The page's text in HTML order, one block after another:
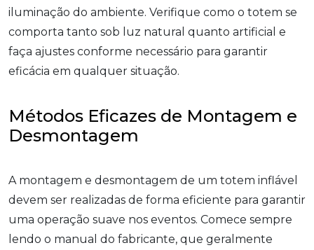
iluminação do ambiente. Verifique como o totem se
comporta tanto sob luz natural quanto artificial e
faça ajustes conforme necessário para garantir
eficácia em qualquer situação.
Métodos Eficazes de Montagem e
Desmontagem
A montagem e desmontagem de um totem inflável
devem ser realizadas de forma eficiente para garantir
uma operação suave nos eventos. Comece sempre
lendo o manual do fabricante, que geralmente